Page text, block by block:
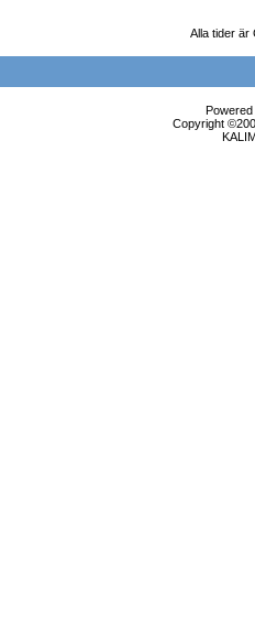
Alla tider är
Copyright